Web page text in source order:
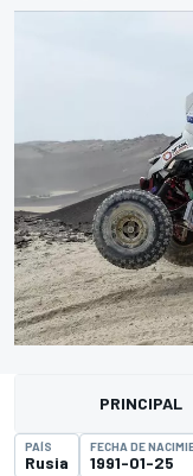
PRINCIPAL
PAÍS
Rusia
FECHA DE
1991-01-25